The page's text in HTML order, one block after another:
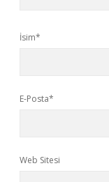
İsim*
E-Posta*
Web Sitesi